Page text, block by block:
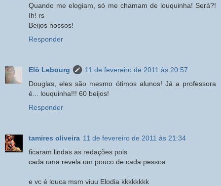
Quando me elogiam, só me chamam de louquinha! Será?!
Ih! rs
Beijos nossos!
Responder
Elô Lebourg
11 de fevereiro de 2011 às 20:57
Douglas, eles são mesmo ótimos alunos! Já a professora
é... louquinha!!! 60 beijos!
Responder
tamires oliveira 11 de fevereiro de 2011 às 21:34
ficaram lindas as redações pois
cada uma revela um pouco de cada pessoa
e vc é louca msm viuu Elodia kkkkkkkk